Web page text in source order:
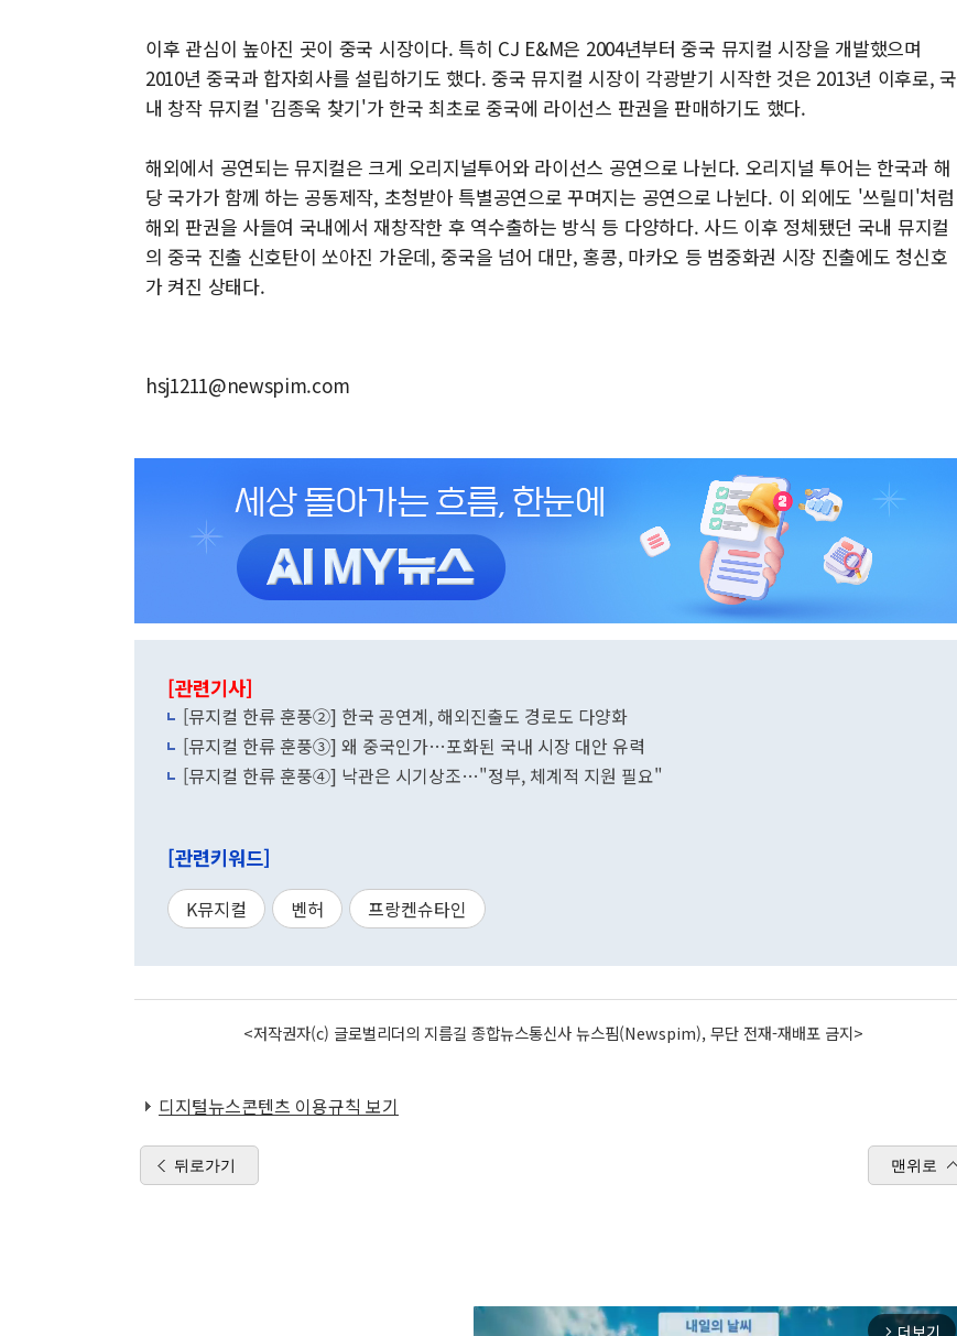
이후 관심이 높아진 곳이 중국 시장이다. 특히 CJ E&M은 2004년부터 중국 뮤지컬 시장을 개발했으며
2010년 중국과 합자회사를 설립하기도 했다. 중국 뮤지컬 시장이 각광받기 시작한 것은 2013년 이후로, 국
내 창작 뮤지컬 '김종욱 찾기'가 한국 최초로 중국에 라이선스 판권을 판매하기도 했다.
해외에서 공연되는 뮤지컬은 크게 오리지널투어와 라이선스 공연으로 나뉜다. 오리지널 투어는 한국과 해
당 국가가 함께 하는 공동제작, 초청받아 특별공연으로 꾸며지는 공연으로 나뉜다. 이 외에도 '쓰릴미'처럼
해외 판권을 사들여 국내에서 재창작한 후 역수출하는 방식 등 다양하다. 사드 이후 정체됐던 국내 뮤지컬
의 중국 진출 신호탄이 쏘아진 가운데, 중국을 넘어 대만, 홍콩, 마카오 등 범중화권 시장 진출에도 청신호
가 켜진 상태다.
hsj1211@newspim.com
[관련기사]
[뮤지컬 한류 훈풍②] 한국 공연계, 해외진출도 경로도 다양화
[뮤지컬 한류 훈풍③] 왜 중국인가…포화된 국내 시장 대안 유력
[뮤지컬 한류 훈풍④] 낙관은 시기상조…"정부, 체계적 지원 필요"
[관련키워드]
K뮤지컬 벤허 프랑켄슈타인
<저작권자(c) 글로벌리더의 지름길 종합뉴스통신사 뉴스핌(Newspim), 무단 전재-재배포 금지>
디지털뉴스콘텐츠 이용규칙 보기
뒤로가기 맨위로
arrow_forward_ios